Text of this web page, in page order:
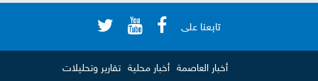
تابعنا على
أخبار العاصمة أخبار محلية تقارير وتحليلات